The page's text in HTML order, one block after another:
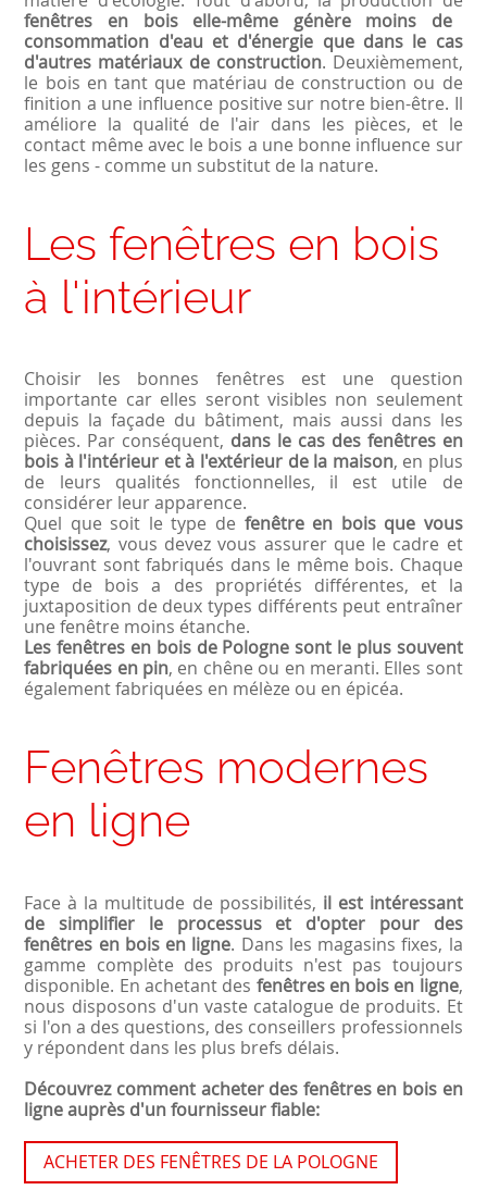
fenêtres en bois elle-même génère moins de
consommation d'eau et d'énergie que dans le cas
d'autres matériaux de construction. Deuxièmement,
le bois en tant que matériau de construction ou de
finition a une influence positive sur notre bien-être. Il
améliore la qualité de l'air dans les pièces, et le
contact même avec le bois a une bonne influence sur
les gens - comme un substitut de la nature.
Les fenêtres en bois
à l'intérieur
Choisir les bonnes fenêtres est une question
importante car elles seront visibles non seulement
depuis la façade du bâtiment, mais aussi dans les
pièces. Par conséquent, dans le cas des fenêtres en
bois à l'intérieur et à l'extérieur de la maison, en plus
de leurs qualités fonctionnelles, il est utile de
considérer leur apparence.
Quel que soit le type de fenêtre en bois que vous
choisissez, vous devez vous assurer que le cadre et
l'ouvrant sont fabriqués dans le même bois. Chaque
type de bois a des propriétés différentes, et la
juxtaposition de deux types différents peut entraîner
une fenêtre moins étanche.
Les fenêtres en bois de Pologne sont le plus souvent
fabriquées en pin, en chêne ou en meranti. Elles sont
également fabriquées en mélèze ou en épicéa.
Fenêtres modernes
en ligne
Face à la multitude de possibilités, il est intéressant
de simplifier le processus et d'opter pour des
fenêtres en bois en ligne. Dans les magasins fixes, la
gamme complète des produits n'est pas toujours
disponible. En achetant des fenêtres en bois en ligne,
nous disposons d'un vaste catalogue de produits. Et
si l'on a des questions, des conseillers professionnels
y répondent dans les plus brefs délais.
Découvrez comment acheter des fenêtres en bois en
ligne auprès d'un fournisseur fiable:
ACHETER DES FENÊTRES DE LA POLOGNE